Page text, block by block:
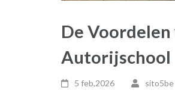
De
Autorijschool
5 feb,2026 sito5be